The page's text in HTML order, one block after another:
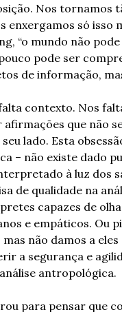
Nos tornamos
enxergamos só isso
“o mundo não
pode ser
de informação,
contexto. Nos
afirmações que não
seu lado. Esta
– não existe dado
à luz dos
de qualidade na
capazes de
e empáticos. Ou
mas não damos a
a segurança e
antropológica.
para pensar que